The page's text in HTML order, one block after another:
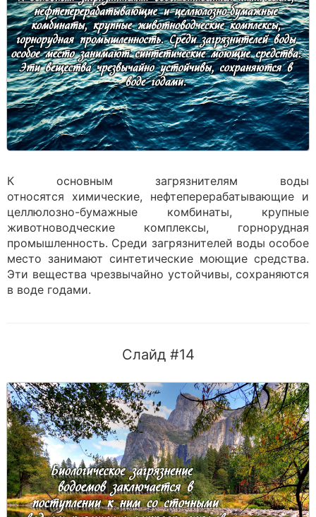
К основным загрязнителям воды
относятся химические, нефтеперерабатывающие и
целлюлозно-бумажные комбинаты, крупные
животноводческие комплексы, горнорудная
промышленность. Среди загрязнителей воды особое
место занимают синтетические моющие средства.
Эти вещества чрезвычайно устойчивы, сохраняются
в воде годами.
Слайд #14